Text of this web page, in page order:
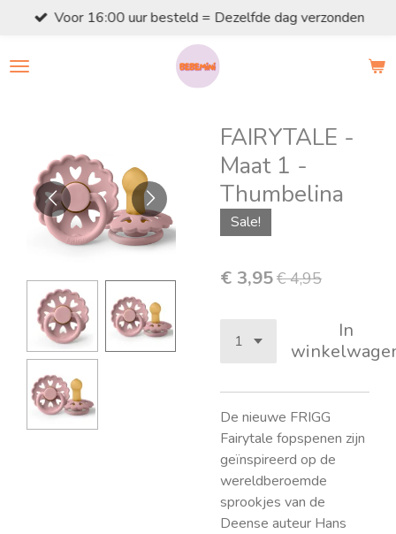
naar
Voor 16:00 uur besteld = Dezelfde dag verzonden
FAIRYTALE -
Maat 1 -
Thumbelina
Sale!
€ 3,95€ 4,95
In
De nieuwe FRIGG
Fairytale fopspenen zijn
geïnspireerd op de
wereldberoemde
sprookjes van de
Deense auteur Hans